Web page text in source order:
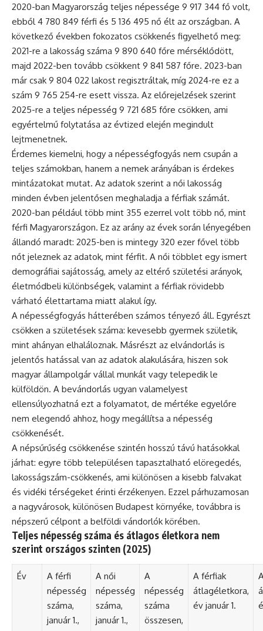
2020-ban Magyarország teljes népessége 9 917 344 fő volt,
ebből 4 780 849 férfi és 5 136 495 nő élt az országban. A
következő években fokozatos csökkenés figyelhető meg:
2021-re a lakosság száma 9 890 640 főre mérséklődött,
majd 2022-ben tovább csökkent 9 841 587 főre. 2023-ban
már csak 9 804 022 lakost regisztráltak, míg 2024-re ez a
szám 9 765 254-re esett vissza. Az előrejelzések szerint
2025-re a teljes népesség 9 721 685 főre csökken, ami
egyértelmű folytatása az évtized elején megindult
lejtmenetnek.
Érdemes kiemelni, hogy a népességfogyás nem csupán a
teljes számokban, hanem a nemek arányában is érdekes
mintázatokat mutat. Az adatok szerint a női lakosság
minden évben jelentősen meghaladja a férfiak számát.
2020-ban például több mint 355 ezerrel volt több nő, mint
férfi Magyarországon. Ez az arány az évek során lényegében
állandó maradt: 2025-ben is mintegy 320 ezer fővel több
nőt jeleznek az adatok, mint férfit. A női többlet egy ismert
demográfiai sajátosság, amely az eltérő születési arányok,
életmódbeli különbségek, valamint a férfiak rövidebb
várható élettartama miatt alakul így.
A népességfogyás hátterében számos tényező áll. Egyrészt
csökken a születések száma: kevesebb gyermek születik,
mint ahányan elhaláloznak. Másrészt az elvándorlás is
jelentős hatással van az adatok alakulására, hiszen sok
magyar állampolgár vállal munkát vagy telepedik le
külföldön. A bevándorlás ugyan valamelyest
ellensúlyozhatná ezt a folyamatot, de mértéke egyelőre
nem elegendő ahhoz, hogy megállítsa a népesség
csökkenését.
A népsűrűség csökkenése szintén hosszú távú hatásokkal
járhat: egyre több településen tapasztalható elöregedés,
lakosságszám-csökkenés, ami különösen a kisebb falvakat
és vidéki térségeket érinti érzékenyen. Ezzel párhuzamosan
a nagyvárosok, különösen Budapest környéke, továbbra is
népszerű célpont a belföldi vándorlók körében.
Teljes népesség száma és átlagos életkora nem
szerint országos szinten (2025)
Év
A férfi
népesség
száma,
január 1.,
A női
népesség
száma,
január 1.,
A
népesség
száma
összesen,
A férfiak
átlagéletkora,
év január 1.